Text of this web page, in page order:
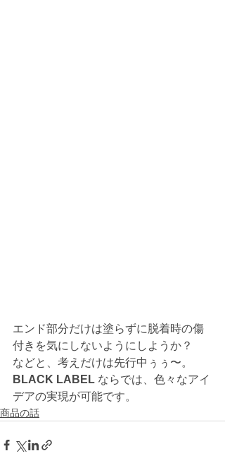
エンド部分だけは塗らずに脱着時の傷
付きを気にしないようにしようか？
などと、考えだけは先行中ぅぅ〜。
BLACK LABEL ならでは、色々なアイ
デアの実現が可能です。
商品の話